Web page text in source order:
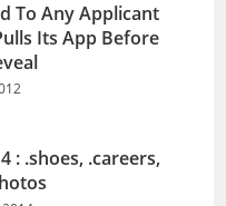
To Any Applicant
Its App Before
: .shoes, .careers,